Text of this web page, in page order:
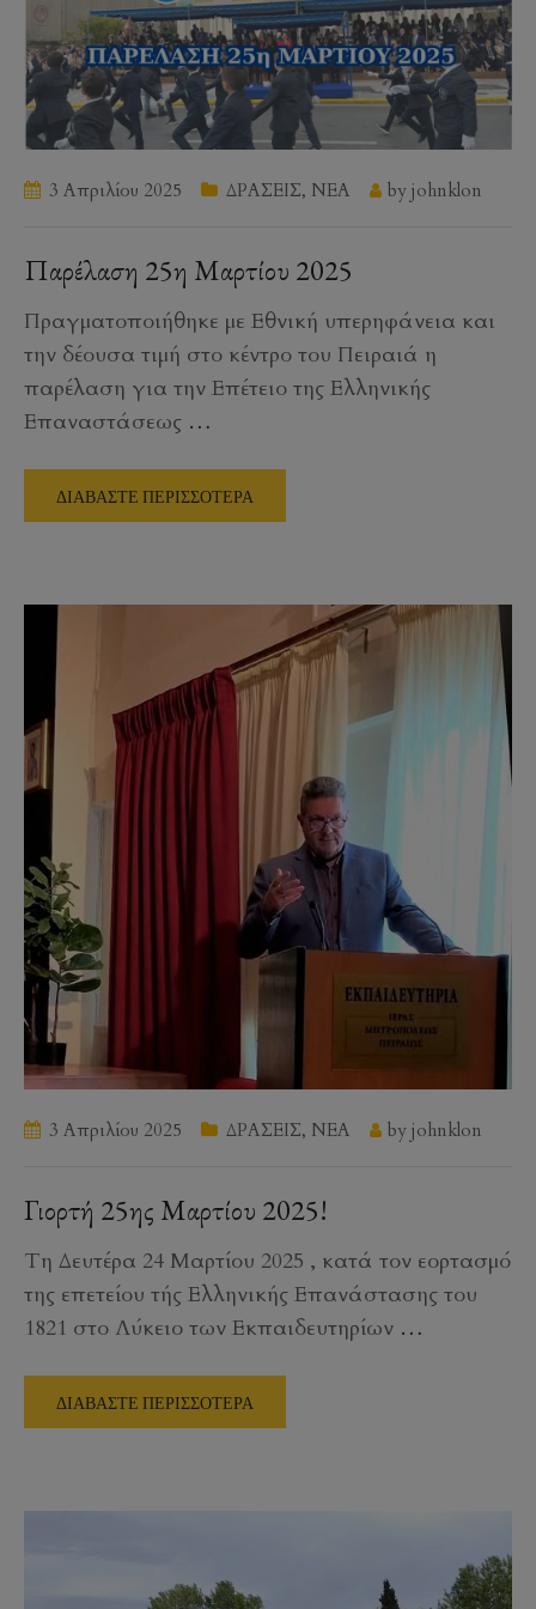
3 Απριλίου 2025 ΔΡΑΣΕΙΣ, ΝΕΑ by johnklon
Παρέλαση 25η Μαρτίου 2025
Πραγματοποιήθηκε με Εθνική υπερηφάνεια και
την δέουσα τιμή στο κέντρο του Πειραιά η
παρέλαση για την Επέτειο της Ελληνικής
Επαναστάσεως …
ΔΙΑΒΑΣΤΕ ΠΕΡΙΣΣΟΤΕΡΑ
3 Απριλίου 2025 ΔΡΑΣΕΙΣ, ΝΕΑ by johnklon
Γιορτή 25ης Μαρτίου 2025!
Τη Δευτέρα 24 Μαρτίου 2025 , κατά τον εορτασμό
της επετείου τής Ελληνικής Επανάστασης του
1821 στο Λύκειο των Εκπαιδευτηρίων …
ΔΙΑΒΑΣΤΕ ΠΕΡΙΣΣΟΤΕΡΑ